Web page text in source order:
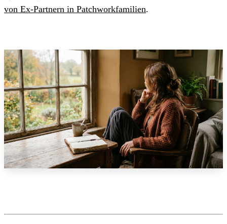
von Ex-Partnern in Patchworkfamilien.